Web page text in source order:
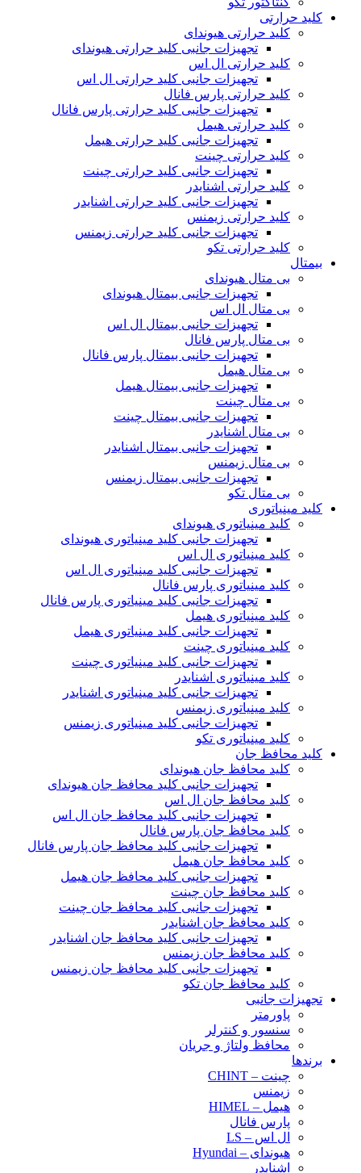
کلید حرارتی
کلید حرارتی هیوندای
تجهیزات جانبی کلید حرارتی هیوندای
کلید حرارتی ال اس
تجهیزات جانبی کلید حرارتی ال اس
کلید حرارتی پارس فانال
تجهیزات جانبی کلید حرارتی پارس فانال
کلید حرارتی هیمل
تجهیزات جانبی کلید حرارتی هیمل
کلید حرارتی چینت
تجهیزات جانبی کلید حرارتی چینت
کلید حرارتی اشنایدر
تجهیزات جانبی کلید حرارتی اشنایدر
کلید حرارتی زیمنس
تجهیزات جانبی کلید حرارتی زیمنس
کلید حرارتی تکو
بیمتال
بی متال هیوندای
تجهیزات جانبی بیمتال هیوندای
بی متال ال اس
تجهیزات جانبی بیمتال ال اس
بی متال پارس فانال
تجهیزات جانبی بیمتال پارس فانال
بی متال هیمل
تجهیزات جانبی بیمتال هیمل
بی متال چینت
تجهیزات جانبی بیمتال چینت
بی متال اشنایدر
تجهیزات جانبی بیمتال اشنایدر
بی متال زیمنس
تجهیزات جانبی بیمتال زیمنس
بی متال تکو
کلید مینیاتوری
کلید مینیاتوری هیوندای
تجهیزات جانبی کلید مینیاتوری هیوندای
کلید مینیاتوری ال اس
تجهیزات جانبی کلید مینیاتوری ال اس
کلید مینیاتوری پارس فانال
تجهیزات جانبی کلید مینیاتوری پارس فانال
کلید مینیاتوری هیمل
تجهیزات جانبی کلید مینیاتوری هیمل
کلید مینیاتوری چینت
تجهیزات جانبی کلید مینیاتوری چینت
کلید مینیاتوری اشنایدر
تجهیزات جانبی کلید مینیاتوری اشنایدر
کلید مینیاتوری زیمنس
تجهیزات جانبی کلید مینیاتوری زیمنس
کلید مینیاتوری تکو
کلید محافظ جان
کلید محافظ جان هیوندای
تجهیزات جانبی کلید محافظ جان هیوندای
کلید محافظ جان ال اس
تجهیزات جانبی کلید محافظ جان ال اس
کلید محافظ جان پارس فانال
تجهیزات جانبی کلید محافظ جان پارس فانال
کلید محافظ جان هیمل
تجهیزات جانبی کلید محافظ جان هیمل
کلید محافظ جان چینت
تجهیزات جانبی کلید محافظ جان چینت
کلید محافظ جان اشنایدر
تجهیزات جانبی کلید محافظ جان اشنایدر
کلید محافظ جان زیمنس
تجهیزات جانبی کلید محافظ جان زیمنس
کلید محافظ جان تکو
تجهیزات جانبی
پاورمتر
سنسور و کنترلر
محافظ ولتاژ و‌ جریان
برندها
چینت – CHINT
زیمنس
هیمل – HIMEL
پارس فانال
ال اس – LS
هیوندای – Hyundai
اشنایدر